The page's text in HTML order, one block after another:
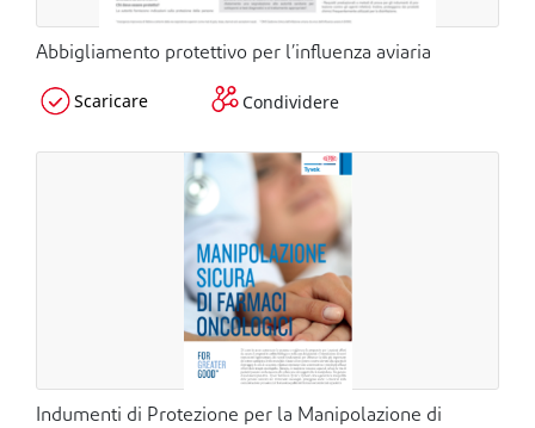
Abbigliamento protettivo per l’influenza aviaria
Scaricare Condividere
Indumenti di Protezione per la Manipolazione di